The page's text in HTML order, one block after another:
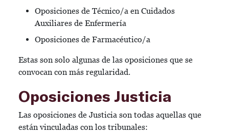
Oposiciones de Técnico/a en Cuidados
Auxiliares de Enfermería
Oposiciones de Farmacéutico/a
Estas son solo algunas de las oposiciones que se
convocan con más regularidad.
Oposiciones Justicia
Las oposiciones de Justicia son todas aquellas que
están vinculadas con los tribunales: